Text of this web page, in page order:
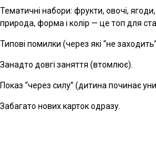
Тематичні набори: фрукти, овочі,
природа, форма і колір — це топ для
Типові помилки (через які “не
Занадто довгі заняття (втомлює).
Показ “через силу” (дитина починає
Забагато нових карток одразу.